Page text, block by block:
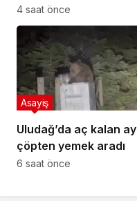
otoparkı bu ay hizmete
açılacak”
4 saat önce
Uludağ’da aç kalan
çöpten yemek aradı
Asayiş
6 saat önce